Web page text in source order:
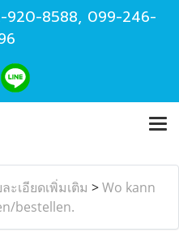
920-8588, 099-246-
ะเอียดเพิ่มเติม >Wo kann
bestellen.